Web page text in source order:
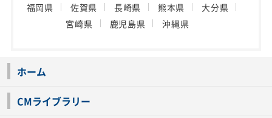
福岡県 佐賀県 長崎県 熊本県
大分県
宮崎県
鹿児島県 沖縄県
ホーム
CMライブラリー